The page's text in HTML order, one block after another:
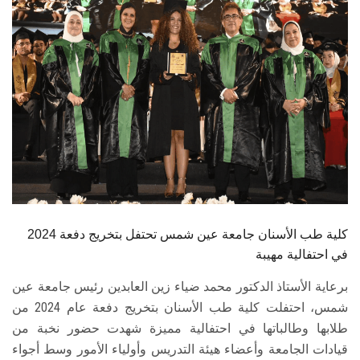
هيئة التدريس
الدراسات العليا
الخريجين
الموظفون
الزائـرون
كلية طب الأسنان جامعة عين شمس تحتفل بتخريج دفعة 2024
في احتفالية مهيبة
برعاية الأستاذ الدكتور محمد ضياء زين العابدين رئيس جامعة عين
شمس، احتفلت كلية طب الأسنان بتخريج دفعة عام 2024 من
طلابها وطالباتها في احتفالية مميزة شهدت حضور نخبة من
قيادات الجامعة وأعضاء هيئة التدريس وأولياء الأمور وسط أجواء